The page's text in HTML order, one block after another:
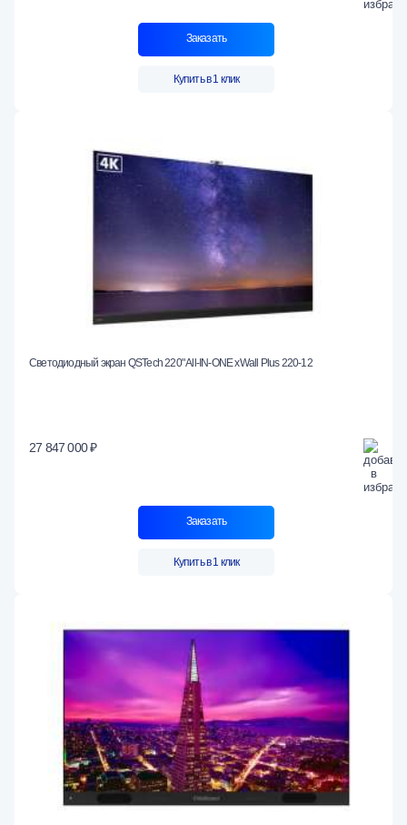
Заказать
Купить в 1 клик
Светодиодный экран QSTech 220" All-IN-ONE xWall Plus 220-12
27 847 000 ₽
Заказать
Купить в 1 клик